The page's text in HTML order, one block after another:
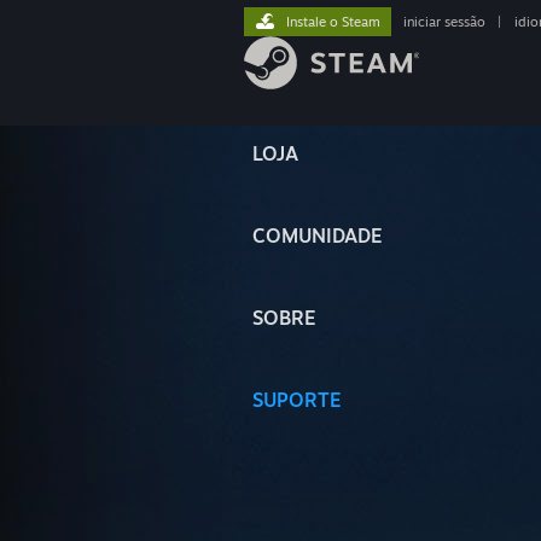
LOJA
COMUNIDADE
SOBRE
SUPORTE
Instale o Steam iniciar sessão